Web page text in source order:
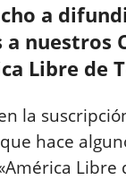
a
nuestros
Libre de
la
hace
Libre